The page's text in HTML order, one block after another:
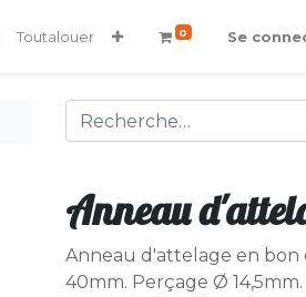
Toutalouer 0 Se
Anneau
Anneau d'attelage en bon
40mm. Perçage Ø